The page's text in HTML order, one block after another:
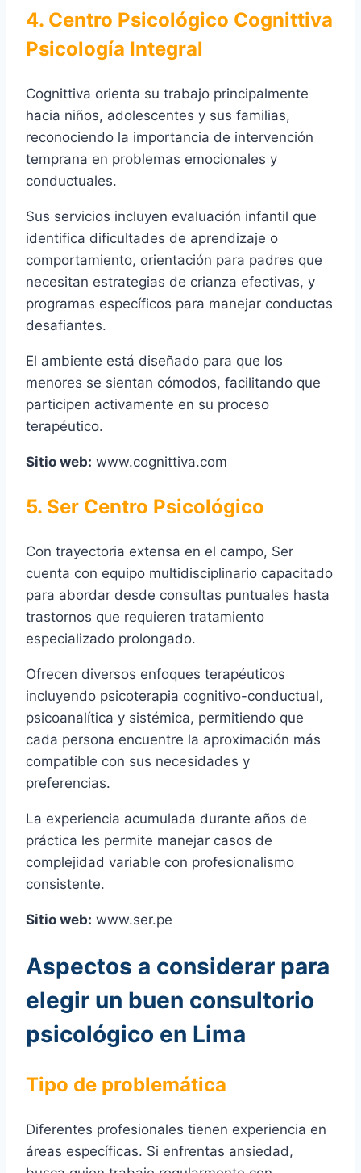
4. Centro Psicológico Cognittiva
Psicología Integral
Cognittiva orienta su trabajo principalmente
hacia niños, adolescentes y sus familias,
reconociendo la importancia de intervención
temprana en problemas emocionales y
conductuales.
Sus servicios incluyen evaluación infantil que
identifica dificultades de aprendizaje o
comportamiento, orientación para padres que
necesitan estrategias de crianza efectivas, y
programas específicos para manejar conductas
desafiantes.
El ambiente está diseñado para que los
menores se sientan cómodos, facilitando que
participen activamente en su proceso
terapéutico.
Sitio web: www.cognittiva.com
5. Ser Centro Psicológico
Con trayectoria extensa en el campo, Ser
cuenta con equipo multidisciplinario capacitado
para abordar desde consultas puntuales hasta
trastornos que requieren tratamiento
especializado prolongado.
Ofrecen diversos enfoques terapéuticos
incluyendo psicoterapia cognitivo-conductual,
psicoanalítica y sistémica, permitiendo que
cada persona encuentre la aproximación más
compatible con sus necesidades y
preferencias.
La experiencia acumulada durante años de
práctica les permite manejar casos de
complejidad variable con profesionalismo
consistente.
Sitio web: www.ser.pe
Aspectos a considerar para
elegir un buen consultorio
psicológico en Lima
Tipo de problemática
Diferentes profesionales tienen experiencia en
áreas específicas. Si enfrentas ansiedad,